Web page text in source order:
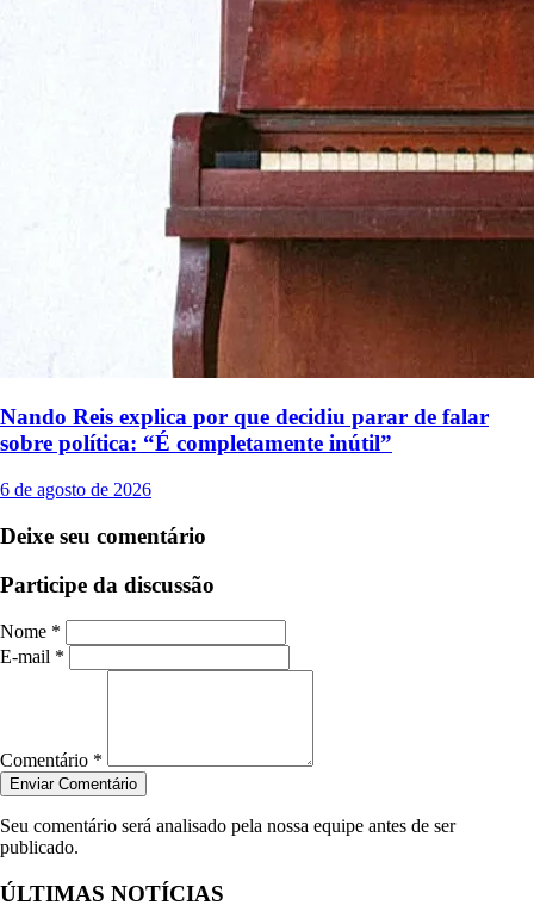
Nando Reis explica por que decidiu parar de falar
sobre política: “É completamente inútil”
6 de agosto de 2026
Deixe seu comentário
Participe da discussão
Nome *
E-mail *
Comentário *
Enviar Comentário
Seu comentário será analisado pela nossa equipe antes de ser
publicado.
ÚLTIMAS NOTÍCIAS